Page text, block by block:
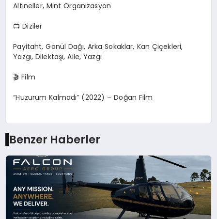
Altıneller, Mint Organizasyon
📺 Diziler
Payitaht, Gönül Dağı, Arka Sokaklar, Kan Çiçekleri,
Yazgı, Dilektaşı, Aile, Yazgı
🎬 Film
“Huzurum Kalmadı” (2022) – Doğan Film
Benzer Haberler